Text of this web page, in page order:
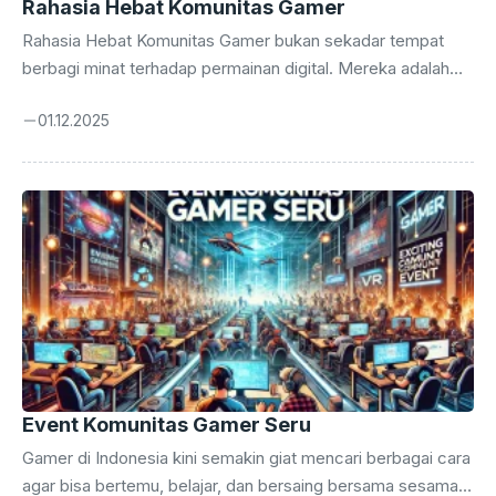
Rahasia Hebat Komunitas Gamer
Rahasia Hebat Komunitas Gamer bukan sekadar tempat
berbagi minat terhadap permainan digital. Mereka adalah
kreativitas, dan persahabatan. Melalui komunitas, setiap
tumbuh dari rasa memiliki yang kuat dan keinginan untuk
berkembang bersama. Dengan komunikasi yang konsisten,
kepercayaan tumbuh, dan rasa saling mendukung pun
terbangun. Dalam setiap pertemuan, energi positif selalu
hadir untuk memperkuat ikatan. Banyak komunitas gamer
terbentuk dari semangat sederhana: cinta ...
01.12.2025
Event Komunitas Gamer Seru
Gamer di Indonesia kini semakin giat mencari berbagai cara
agar bisa bertemu, belajar, dan bersaing bersama sesama